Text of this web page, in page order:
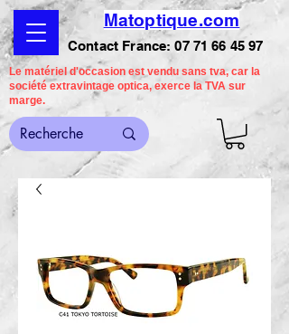
Matoptique.com
Contact France:07 71 66 45 97
Le matériel d'occasion est vendu sans tva, car la
société extravintage optica, exerce la TVA sur
marge.